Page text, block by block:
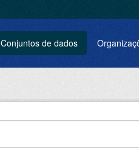
Conjuntos de dados